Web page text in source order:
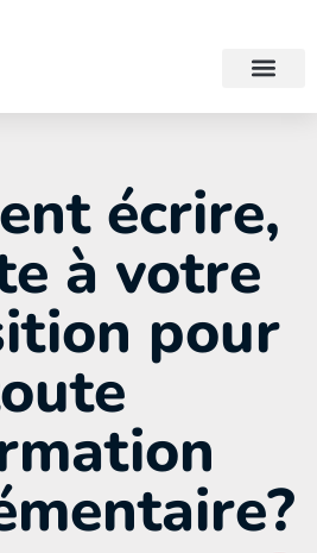
écrire,
à votre
pour